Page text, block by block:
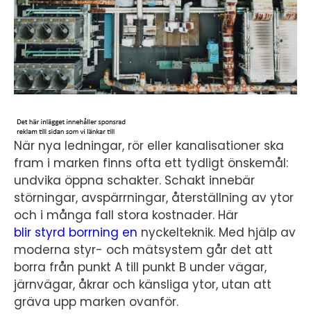
När nya ledningar, rör eller kanalisationer ska
fram i marken finns ofta ett tydligt önskemål:
undvika öppna schakter. Schakt innebär
störningar, avspärrningar, återställning av ytor
och i många fall stora kostnader. Här
blir styrd borrning en nyckelteknik. Med hjälp av
moderna styr- och mätsystem går det att
borra från punkt A till punkt B under vägar,
järnvägar, åkrar och känsliga ytor, utan att
gräva upp marken ovanför.